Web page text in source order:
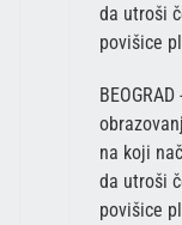
da utroši
povišice
na koji
da utroši
povišice